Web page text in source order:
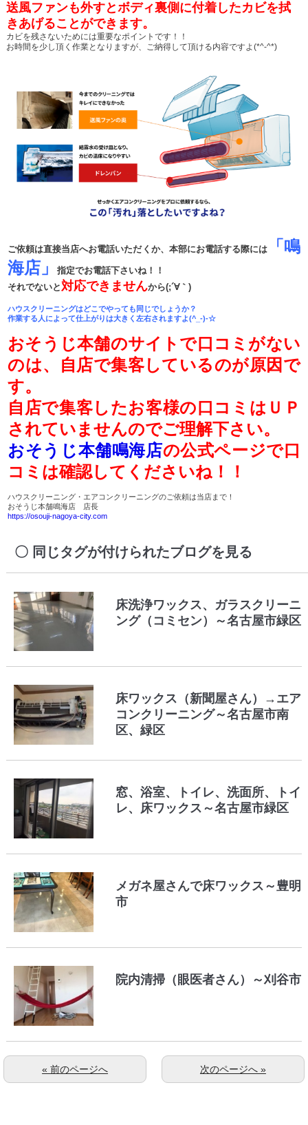
送風ファンも外すとボディ裏側に付着したカビを拭
きあげることができます。
カビを残さないためには重要なポイントです！！
お時間を少し頂く作業となりますが、ご納得して頂ける内容ですよ(*^-^*)
ご依頼は直接当店へお電話いただくか、本部にお電話する際には「鳴
海店」指定でお電話下さいね！！
それでないと対応できませんから(;´∀｀)
ハウスクリーニングはどこでやっても同じでしょうか？
作業する人によって仕上がりは大きく左右されますよ(^_-)-☆
おそうじ本舗のサイトで口コミがない
のは、自店で集客しているのが原因で
す。
自店で集客したお客様の口コミはＵＰ
されていませんのでご理解下さい。
おそうじ本舗鳴海店の公式ページで口
コミは確認してくださいね！！
ハウスクリーニング・エアコンクリーニングのご依頼は当店まで！
おそうじ本舗鳴海店 店長
https://osouji-nagoya-city.com
同じタグが付けられたブログを見る
床洗浄ワックス、ガラスクリーニ
ング（コミセン）～名古屋市緑区
床ワックス（新聞屋さん）→エア
コンクリーニング～名古屋市南
区、緑区
窓、浴室、トイレ、洗面所、トイ
レ、床ワックス～名古屋市緑区
メガネ屋さんで床ワックス～豊明
市
院内清掃（眼医者さん）～刈谷市
次のページへ »
« 前のページへ